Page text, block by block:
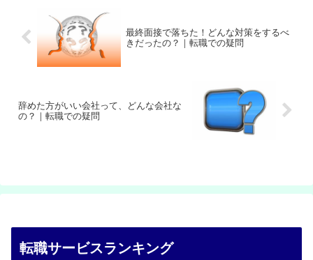
最終面接で落ちた！どんな対策をするべ
きだったの？｜転職での疑問
辞めた方がいい会社って、どんな会社な
の？｜転職での疑問
転職サービスランキング